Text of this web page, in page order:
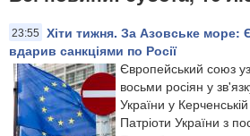
23:55
Хіти тижня. За Азовське море:
вдарив санкціями по Росії
Європейський союз
восьми росіян у
України у
Патріоти України з